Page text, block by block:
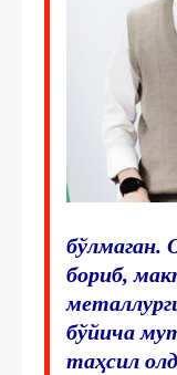
бўлмаган.
бориб,
бўйича
таҳсил